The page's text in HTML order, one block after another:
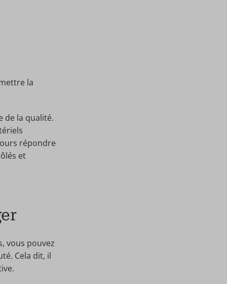
la
de la qualité.
répondre
et
vous pouvez
Cela dit, il